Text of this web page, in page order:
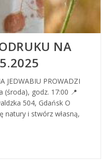
NA
JEDWABIU PROWADZI
(środa), godz. 17:00 📍
504, Gdańsk O
natury i stwórz własną,